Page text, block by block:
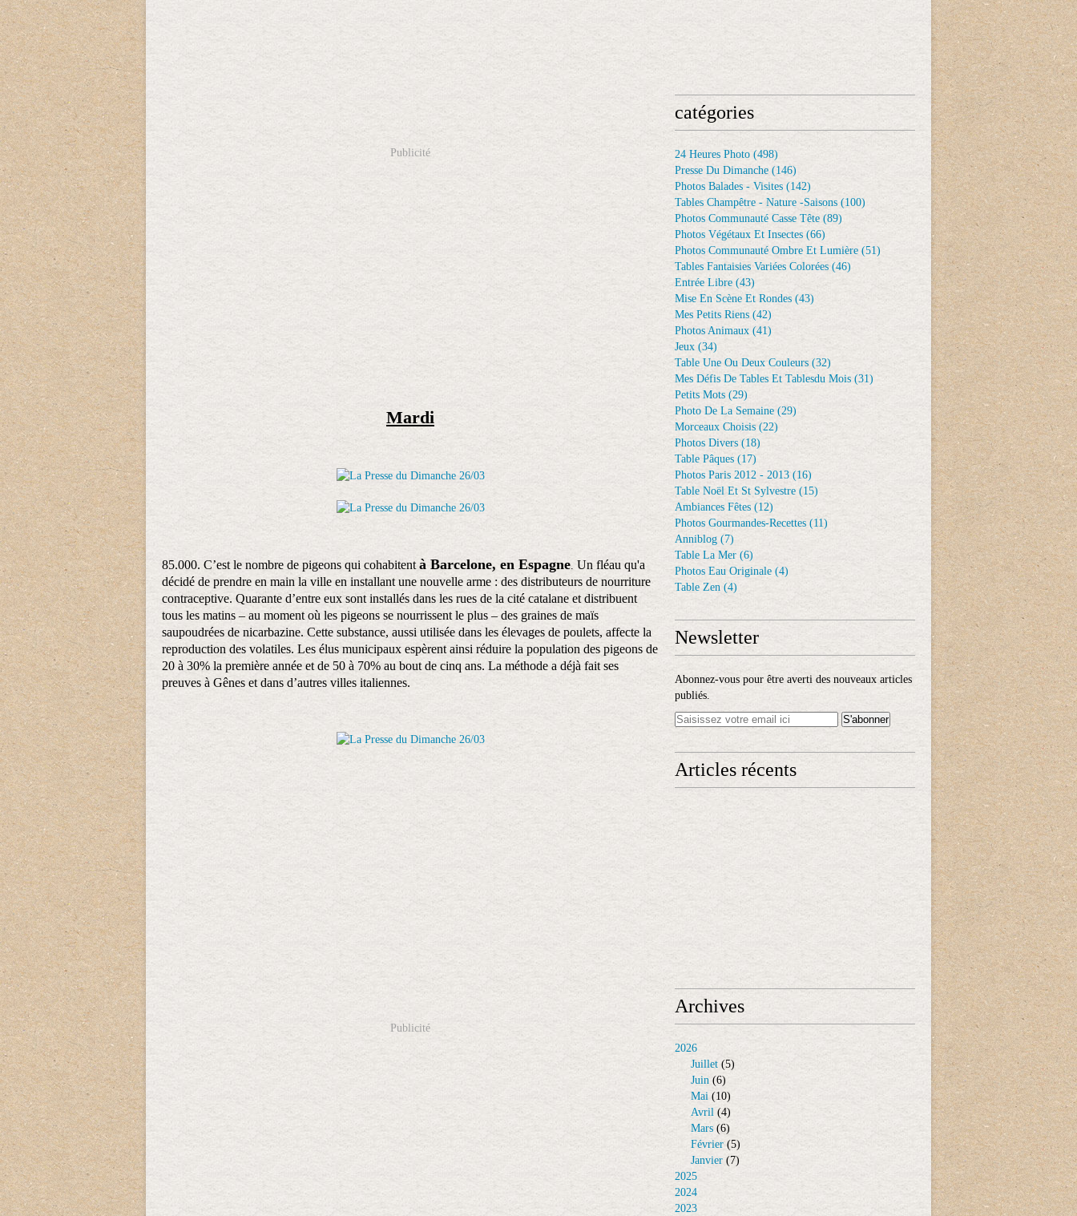
Publicité
Mardi
85.000. C’est le nombre de pigeons qui cohabitent à Barcelone, en Espagne. Un fléau qu'a
décidé de prendre en main la ville en installant une nouvelle arme : des distributeurs de nourriture
contraceptive. Quarante d’entre eux sont installés dans les rues de la cité catalane et distribuent
tous les matins – au moment où les pigeons se nourrissent le plus – des graines de maïs
saupoudrées de nicarbazine. Cette substance, aussi utilisée dans les élevages de poulets, affecte la
reproduction des volatiles. Les élus municipaux espèrent ainsi réduire la population des pigeons de
20 à 30% la première année et de 50 à 70% au bout de cinq ans. La méthode a déjà fait ses
preuves à Gênes et dans d’autres villes italiennes.
Publicité
catégories
24 Heures Photo (498)
Presse Du Dimanche (146)
Photos Balades - Visites (142)
Tables Champêtre - Nature -saisons (100)
Photos Communauté Casse Tête (89)
Photos Végétaux Et Insectes (66)
Photos Communauté Ombre Et Lumière (51)
Tables Fantaisies Variées Colorées (46)
Entrée Libre (43)
Mise En Scène Et Rondes (43)
Mes Petits Riens (42)
Photos Animaux (41)
Jeux (34)
Table Une Ou Deux Couleurs (32)
Mes Défis De Tables Et Tablesdu Mois (31)
Petits Mots (29)
Photo De La Semaine (29)
Morceaux Choisis (22)
Photos Divers (18)
Table Pâques (17)
Photos Paris 2012 - 2013 (16)
Table Noël Et St Sylvestre (15)
Ambiances Fêtes (12)
Photos Gourmandes-Recettes (11)
Anniblog (7)
Table La Mer (6)
Photos Eau Originale (4)
Table Zen (4)
Newsletter
Abonnez-vous pour être averti des nouveaux articles
publiés.
Articles récents
Archives
2026
Juillet (5)
Juin (6)
Mai (10)
Avril (4)
Mars (6)
Février (5)
Janvier (7)
2025
2024
2023